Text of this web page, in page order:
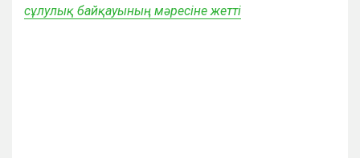
сұлулық байқауының мәресіне жетті